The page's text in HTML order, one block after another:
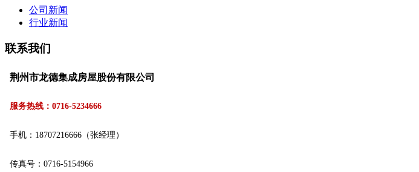
公司新闻
行业新闻
联系我们
荆州市龙德集成房屋股份有限公司
服务热线：0716-5234666
手机：18707216666（张经理）
传真号：0716-5154966